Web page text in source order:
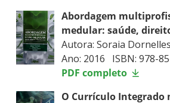
Abordagem
medular: saúde,
Autora: Soraia
Ano: 2016 ISBN: 978-
PDF completo
O Currículo Integrado